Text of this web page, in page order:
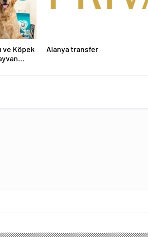
ve Köpek
Alanya transfer